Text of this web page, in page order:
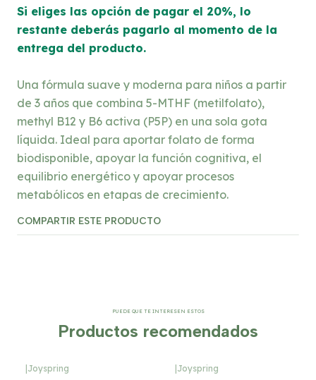
Si eliges las opción de pagar el 20%, lo
restante deberás pagarlo al momento de la
entrega del producto.
Una fórmula suave y moderna para niños a partir
de 3 años que combina 5-MTHF (metilfolato),
methyl B12 y B6 activa (P5P) en una sola gota
líquida. Ideal para aportar folato de forma
biodisponible, apoyar la función cognitiva, el
equilibrio energético y apoyar procesos
metabólicos en etapas de crecimiento.
COMPARTIR ESTE PRODUCTO
PUEDE QUE TE INTERESEN ESTOS
Productos recomendados
Joyspring Joyspring